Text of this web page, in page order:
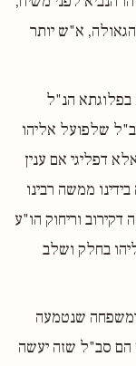
א"ש יותר
בפלוגתא הנ"ל
שלפועל אליהו
דפליגי אם ענין
ממשה רבינו
וריחוק הו"ע
בחלק ושלב
שנטמעה
הם סב"ל שזה יעשה